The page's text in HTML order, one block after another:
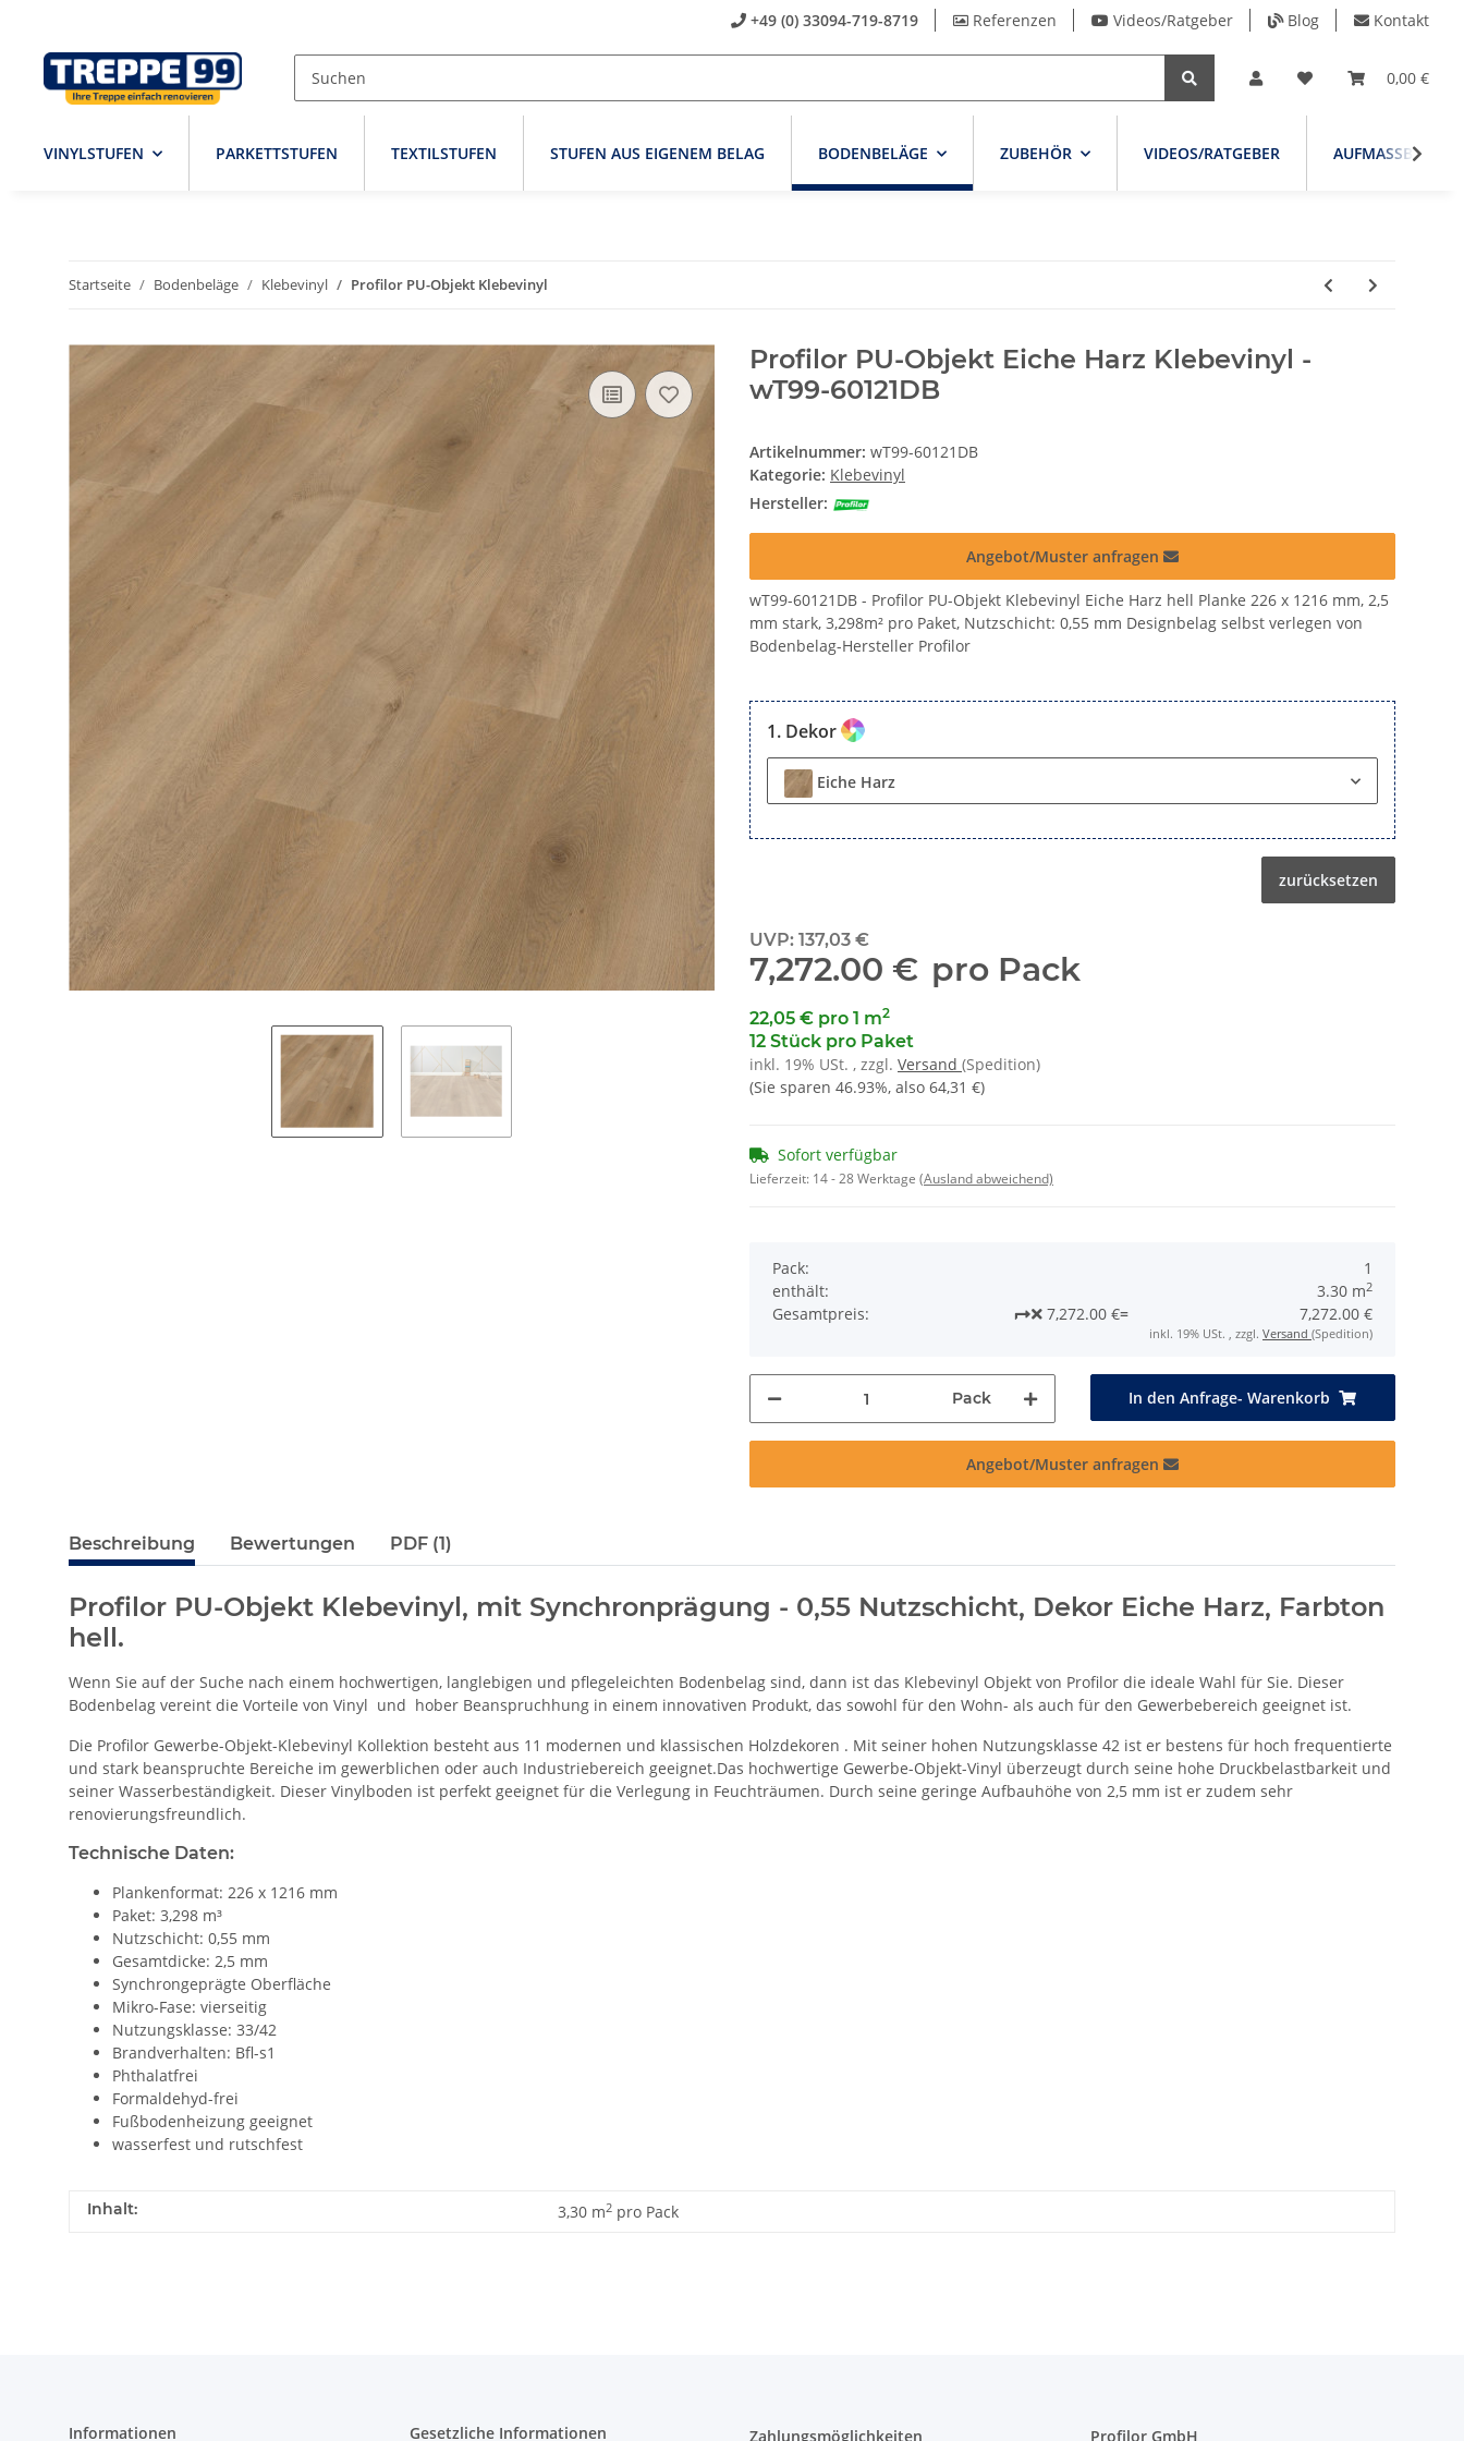
+49 (0) 33094-719-8719 Referenzen Videos/Ratgeber Blog Kontakt
0,00 €
VINYLSTUFEN PARKETTSTUFEN TEXTILSTUFEN STUFEN AUS EIGENEM BELAG BODENBELÄGE ZUBEHÖR VIDEOS/RATGEBER AUFMASSBLATT
Startseite Bodenbeläge Klebevinyl Profilor PU-Objekt Klebevinyl
Profilor PU-Objekt Eiche Harz Klebevinyl -
wT99-60121DB
Artikelnummer: wT99-60121DB
Kategorie: Klebevinyl
Hersteller:
Angebot/Muster anfragen
wT99-60121DB - Profilor PU-Objekt Klebevinyl Eiche Harz hell Planke 226 x 1216 mm, 2,5
mm stark, 3,298m² pro Paket, Nutzschicht: 0,55 mm Designbelag selbst verlegen von
Bodenbelag-Hersteller Profilor
Dekor
Eiche Harz
zurücksetzen
UVP: 137,03 €
7,272.00 € pro Pack
22,05 € pro 1 m2
12 Stück pro Paket
inkl. 19% USt. , zzgl. Versand (Spedition)
(Sie sparen 46.93%, also 64,31 €)
Sofort verfügbar
Lieferzeit: 14 - 28 Werktage (Ausland abweichend)
Pack:
enthält:
1
3.30 m2
Gesamtpreis: 7,272.00 €= 7,272.00 €
inkl. 19% USt. , zzgl. Versand (Spedition)
Pack In den Anfrage- Warenkorb
Angebot/Muster anfragen
Beschreibung Bewertungen PDF (1)
Profilor PU-Objekt Klebevinyl, mit Synchronprägung - 0,55 Nutzschicht, Dekor Eiche Harz, Farbton
hell.
Wenn Sie auf der Suche nach einem hochwertigen, langlebigen und pflegeleichten Bodenbelag sind, dann ist das Klebevinyl Objekt von Profilor die ideale Wahl für Sie. Dieser
Bodenbelag vereint die Vorteile von Vinyl und hober Beanspruchhung in einem innovativen Produkt, das sowohl für den Wohn- als auch für den Gewerbebereich geeignet ist.
Die Profilor Gewerbe-Objekt-Klebevinyl Kollektion besteht aus 11 modernen und klassischen Holzdekoren . Mit seiner hohen Nutzungsklasse 42 ist er bestens für hoch frequentierte
und stark beanspruchte Bereiche im gewerblichen oder auch Industriebereich geeignet.Das hochwertige Gewerbe-Objekt-Vinyl überzeugt durch seine hohe Druckbelastbarkeit und
seiner Wasserbeständigkeit. Dieser Vinylboden ist perfekt geeignet für die Verlegung in Feuchträumen. Durch seine geringe Aufbauhöhe von 2,5 mm ist er zudem sehr
renovierungsfreundlich.
Technische Daten:
Plankenformat: 226 x 1216 mm
Paket: 3,298 m³
Nutzschicht: 0,55 mm
Gesamtdicke: 2,5 mm
Synchrongeprägte Oberfläche
Mikro-Fase: vierseitig
Nutzungsklasse: 33/42
Brandverhalten: Bfl-s1
Phthalatfrei
Formaldehyd-frei
Fußbodenheizung geeignet
wasserfest und rutschfest
Inhalt: 3,30 m2 pro Pack
Informationen Gesetzliche Informationen Zahlungsmöglichkeiten Profilor GmbH